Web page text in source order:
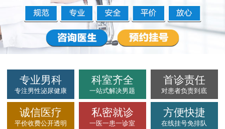
专业男科
专注男性泌尿健康
科室齐全
一站式解决男题
首诊责任
对患者负责到底
诚信医疗
平价收费公开透明
私密就诊
一医一患一诊室
方便快捷
在线挂号免排队